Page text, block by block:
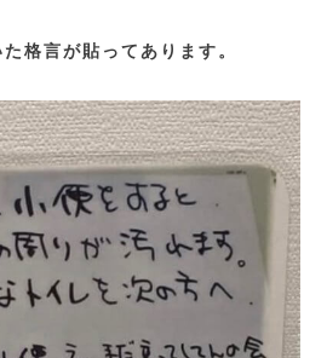
格言が貼ってあります。